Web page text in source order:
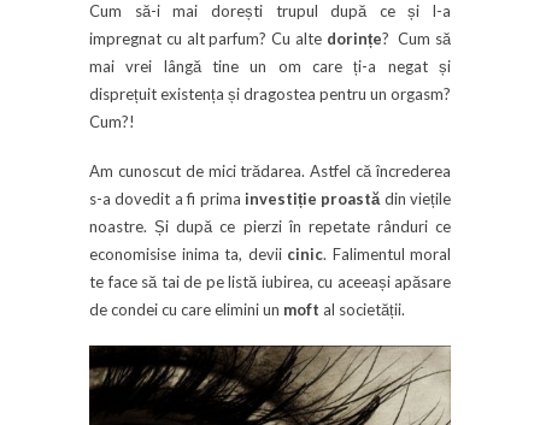
Cum să-i mai dorești trupul după ce și l-a
impregnat cu alt parfum? Cu alte dorințe? Cum să
mai vrei lângă tine un om care ți-a negat și
disprețuit existența și dragostea pentru un orgasm?
Cum?!
Am cunoscut de mici trădarea. Astfel că încrederea
s-a dovedit a fi prima investiție proastă din viețile
noastre. Și după ce pierzi în repetate rânduri ce
economisise inima ta, devii cinic. Falimentul moral
te face să tai de pe listă iubirea, cu aceeași apăsare
de condei cu care elimini un moft al societății.